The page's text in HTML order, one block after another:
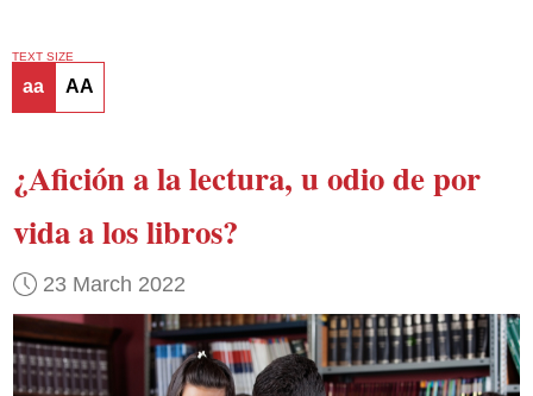
TEXT SIZE
aa AA
¿Afición a la lectura, u odio de por
vida a los libros?
23 March 2022